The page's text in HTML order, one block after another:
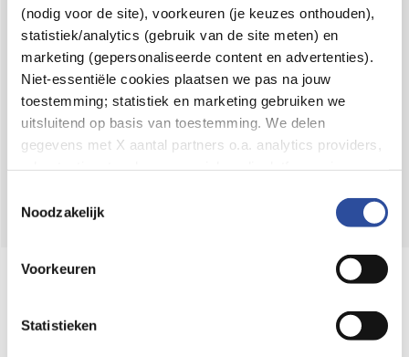
(nodig voor de site), voorkeuren (je keuzes onthouden),
statistiek/analytics (gebruik van de site meten) en
marketing (gepersonaliseerde content en advertenties).
Niet-essentiële cookies plaatsen we pas na jouw
toestemming; statistiek en marketing gebruiken we
uitsluitend op basis van toestemming. We delen
gegevens met X aantal partners o.a. analytics providers,
en de bewaartermijnen per categorie. Je kunt je keuze op
gegevensverwerking staat in de
Privacyverklaring
Noodzakelijk
Voorkeuren
Statistieken
Over DA
Klantenservice
Assortiment
VolgDAop:
Online aanbieder medicijnen
webshop mag verkopen.